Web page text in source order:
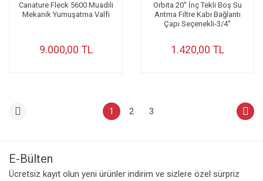
Canature Fleck 5600 Muadili
Mekanik Yumuşatma Valfi
9.000,00 TL
Orbita 20'' İnç Tekli Boş Su
Arıtma Filtre Kabı Bağlantı
Çapı Seçenekli-3/4''
1.420,00 TL
1 2 3
E-Bülten
Ücretsiz kayıt olun yeni ürünler indirim ve sizlere özel sürpriz